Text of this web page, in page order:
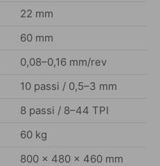
22 mm
60 mm
0,08–0,16 mm/rev
10 passi / 0,5–3 mm
8 passi / 8–44 TPI
60 kg
800 × 480 × 460 mm